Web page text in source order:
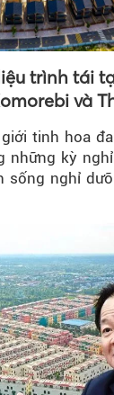
trình tái
và
tinh hoa
những kỳ
sống nghỉ